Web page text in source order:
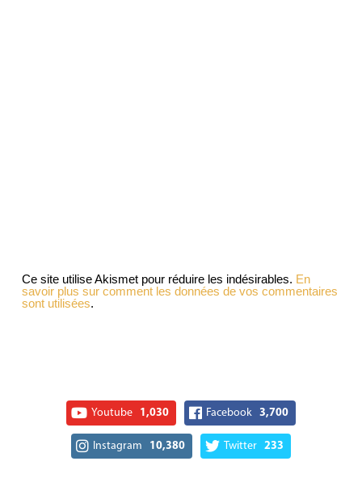
Ce site utilise Akismet pour réduire les indésirables. En
savoir plus sur comment les données de vos commentaires
sont utilisées.
Youtube 1,030 Facebook 3,700
Instagram 10,380 Twitter 233